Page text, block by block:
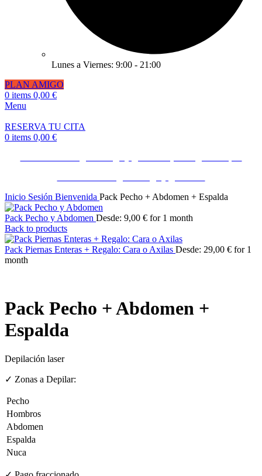
Lunes a Viernes: 9:00 - 21:00
PLAN AMIGO
0 items 0,00 €
Menu
RESERVA TU CITA
0 items 0,00 €
Inicio Sesión Bienvenida Pack Pecho + Abdomen + Espalda
Pack Pecho y Abdomen Desde: 9,00 € for 1 month
Back to products
Pack Piernas Enteras + Regalo: Cara o Axilas Desde: 29,00 € for 1
month
Pack Pecho + Abdomen +
Espalda
Depilación laser
✓ Zonas a Depilar:
Pecho
Hombros
Abdomen
Espalda
Nuca